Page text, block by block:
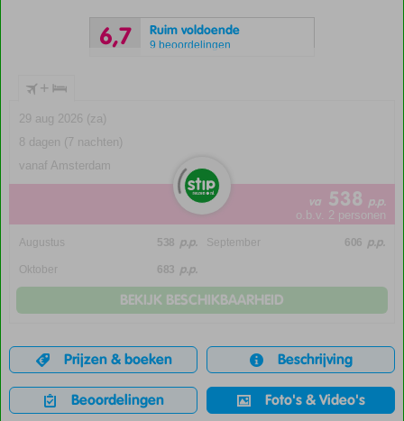
6,7 Ruim voldoende
9 beoordelingen
+
29 aug 2026 (za)
8 dagen (7 nachten)
vanaf Amsterdam
va 538 p.p.
o.b.v. 2 personen
Augustus 538 p.p. September 606 p.p.
Oktober 683 p.p.
BEKIJK BESCHIKBAARHEID
Prijzen & boeken Beschrijving
Beoordelingen Foto's & Video's